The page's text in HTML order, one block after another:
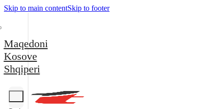
Skip to main contentSkip to footer
Maqedoni
Kosove
Shqiperi